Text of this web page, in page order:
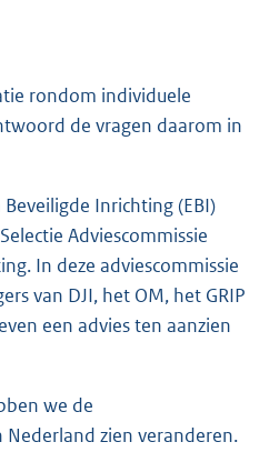
rondom individuele
de vragen daarom in
Inrichting (EBI)
Adviescommissie
In deze adviescommissie
van DJI, het OM, het GRIP
een advies ten aanzien
we de
zien veranderen.